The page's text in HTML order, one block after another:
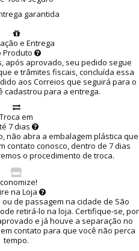
garantida
e Entrega
Produto
após aprovado, seu pedido segue
e trâmites fiscais, concluída essa
aos Correios que seguirá para o
cadastrou para a entrega.
Troca em
7 dias
não abra a embalagem plástica que
contato conosco, dentro de 7 dias
o procedimento de troca.
na Loja
de passagem na cidade de São
retirá-lo na loja. Certifique-se, por
e já houve a separação no
contato para que você não perca
tempo.